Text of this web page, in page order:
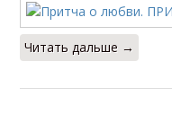
Читать дальше →